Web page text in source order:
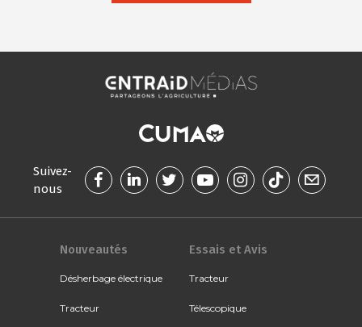
Suivez-
nous
Nouveautés
Désherbage électrique
Tracteur
Essais et Avis
Tracteur
Télescopique